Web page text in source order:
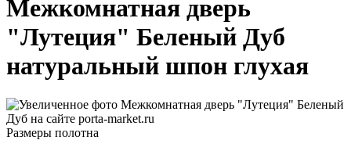
Межкомнатная дверь
"Лутеция" Беленый Дуб
натуральный шпон глухая
Размеры полотна